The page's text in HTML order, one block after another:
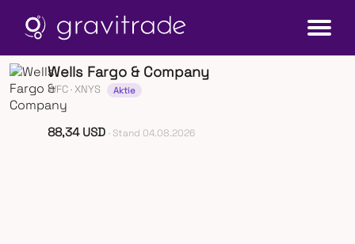
Wells Fargo & Company
WFC· XNYS Aktie
88,34 USD · Stand 04.08.2026